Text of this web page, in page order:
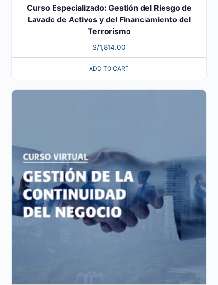
Curso Especializado: Gestión del Riesgo de
Lavado de Activos y del Financiamiento del
Terrorismo
S/1,814.00
ADD TO CART